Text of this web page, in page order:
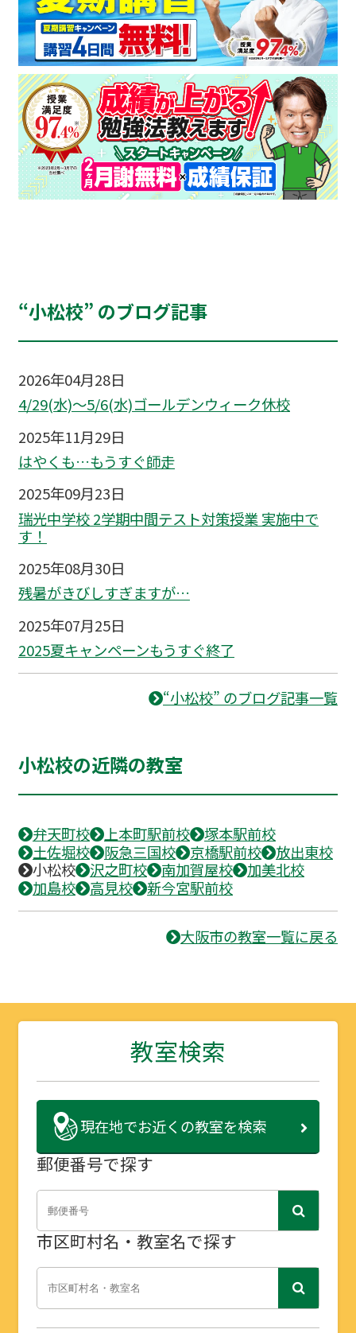
“小松校” のブログ記事
2026年04月28日
4/29(水)～5/6(水)ゴールデンウィーク休校
2025年11月29日
はやくも…もうすぐ師走
2025年09月23日
瑞光中学校 2学期中間テスト対策授業 実施中で
す！
2025年08月30日
残暑がきびしすぎますが…
2025年07月25日
2025夏キャンペーンもうすぐ終了
“小松校” のブログ記事一覧
小松校の近隣の教室
弁天町校 上本町駅前校
塚本駅前校
土佐堀校
阪急三国校 京橋駅前校
放出東校
小松校
沢之町校 南加賀屋校
加美北校
加島校
高見校 新今宮駅前校
大阪市の教室一覧に戻る
教室検索
現在地でお近くの教室を検索
郵便番号で探す
市区町村名・教室名で探す